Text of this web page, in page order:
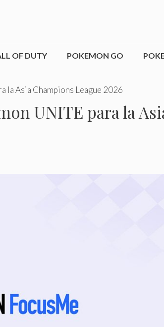
OF DUTY POKEMON GO
la Asia Champions League 2026
UNITE para la